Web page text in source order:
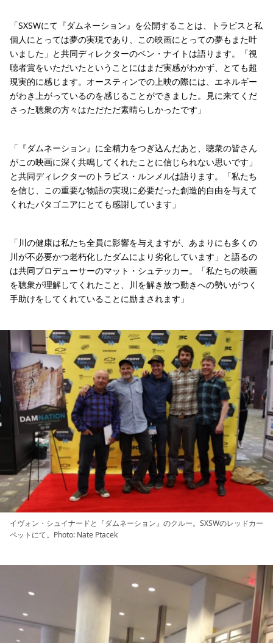
「SXSWにて『ダムネーション』を公開することは、トラビスと私
個人にとっては夢の実現であり、この映画にとっての夢もまた叶
いました」と共同ディレクターのベン・ナイトは語ります。「視
聴者賞をいただいたということにはまだ実感がわかず、とても超
現実的に感じます。オースティンでの上映の際には、エネルギー
がわき上がっているのを感じることができました。見に来てくだ
さった聴衆の方々はただただ素晴らしかったです」
「『ダムネーション』に全精力をつぎ込んだあと、聴衆の皆さん
がこの映画に深く共鳴してくれたことに信じられない思いです」
と共同ディレクターのトラビス・ルンメルは語ります。「私たち
を信じ、この重要な物語の実現に必要だった創造的自由を与えて
くれたパタゴニアにとても感謝しています」
「川の健康は私たち全員に影響を与えますが、あまりにも多くの
川が不必要かつ老朽化したダムにより劣化しています」と語るの
は共同プロデューサーのマット・シュテッカー。「私たちの映画
を聴衆が理解してくれたこと、川を解き放つ動きへの勢いがつく
手助けをしてくれていることに励まされます」
イヴォン・シュイナードと『ダムネーション』のクルー。SXSWのレッドカー
ペットにて。Photo: Nate Ptacek